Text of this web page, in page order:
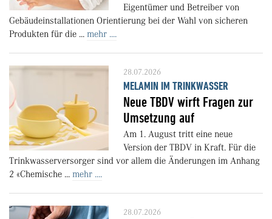
Eigentümer und Betreiber von
Gebäudeinstallationen Orientierung bei der Wahl von sicheren
Produkten für die ... mehr ....
28.07.2026
MELAMIN IM TRINKWASSER
Neue TBDV wirft Fragen zur
Umsetzung auf
Am 1. August tritt eine neue
Version der TBDV in Kraft. Für die
Trinkwasserversorger sind vor allem die Änderungen im Anhang
2 «Chemische ... mehr ....
28.07.2026